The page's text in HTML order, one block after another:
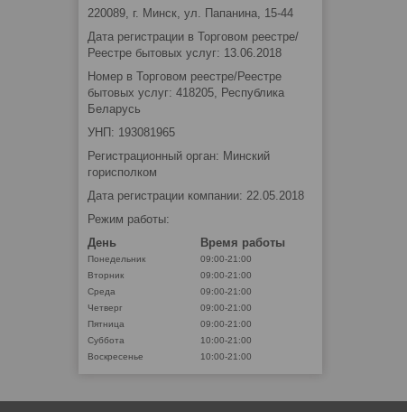
220089, г. Минск, ул. Папанина, 15-44
Дата регистрации в Торговом реестре/
Реестре бытовых услуг: 13.06.2018
Номер в Торговом реестре/Реестре
бытовых услуг: 418205, Республика
Беларусь
УНП: 193081965
Регистрационный орган: Минский
горисполком
Дата регистрации компании: 22.05.2018
Режим работы:
День
Время работы
Понедельник
09:00-21:00
Вторник
09:00-21:00
Среда
09:00-21:00
Четверг
09:00-21:00
Пятница
09:00-21:00
Суббота
10:00-21:00
Воскресенье
10:00-21:00